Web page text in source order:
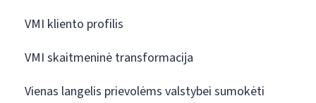
VMI kliento profilis
VMI skaitmeninė transformacija
Vienas langelis prievolėms valstybei sumokėti